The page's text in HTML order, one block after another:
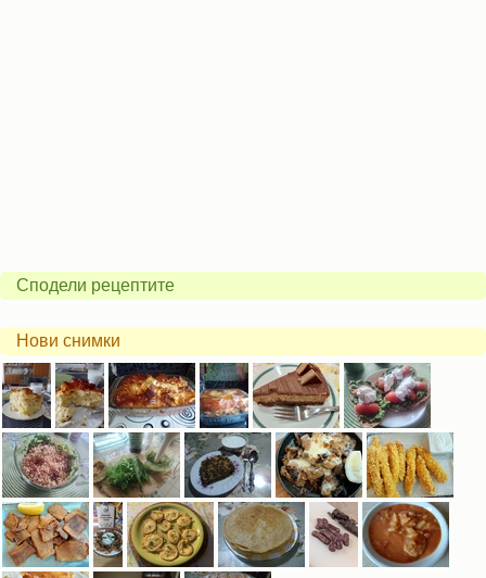
Сподели рецептите
Нови снимки